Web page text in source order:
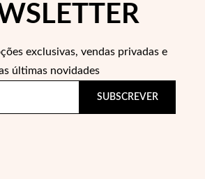
exclusivas, vendas privadas e
últimas novidades
SUBSCREVER